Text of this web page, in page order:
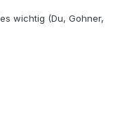
wichtig (Du, Gohner,